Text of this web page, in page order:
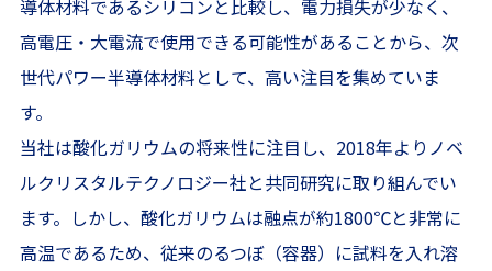
導体材料であるシリコンと比較し、電力損失が少なく、
高電圧・大電流で使用できる可能性があることから、次
世代パワー半導体材料として、高い注目を集めていま
す。
当社は酸化ガリウムの将来性に注目し、2018年よりノベ
ルクリスタルテクノロジー社と共同研究に取り組んでい
ます。しかし、酸化ガリウムは融点が約1800℃と非常に
高温であるため、従来のるつぼ（容器）に試料を入れ溶